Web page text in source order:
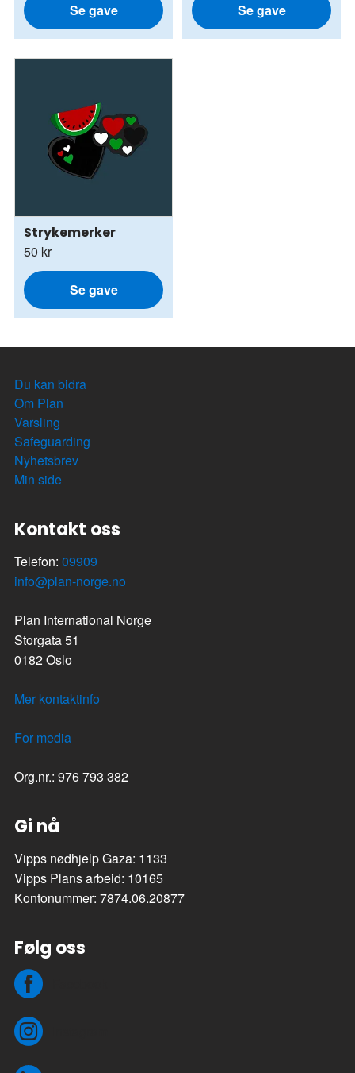
Se gave Se gave
Strykemerker
50 kr
Se gave
Du kan bidra
Om Plan
Varsling
Safeguarding
Nyhetsbrev
Min side
Kontakt oss
Telefon: 09909
info@plan-norge.no
Plan International Norge
Storgata 51
0182 Oslo
Mer kontaktinfo
For media
Org.nr.: 976 793 382
Gi nå
Vipps nødhjelp Gaza: 1133
Vipps Plans arbeid: 10165
Kontonummer: 7874.06.20877
Følg oss